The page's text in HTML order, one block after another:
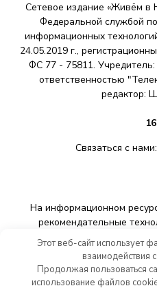
Сетевое издание «Живём в
Федеральной службой
информационных
24.05.2019 г.,
ФС 77 - 75811.
ответственностью
редактор:
Связаться с нами:
На информационном
рекомендательные
технологии предоставления
систематизации и
предпочтениям
находящихся на
Этот веб-сайт использует
взаимодействия
Продолжая пользоваться
использование файлов cookie